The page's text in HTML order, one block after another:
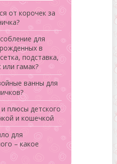
от корочек за
для
в
подставка,
или гамак?
ванны для
плюсы детского
и кошечкой
для
– какое